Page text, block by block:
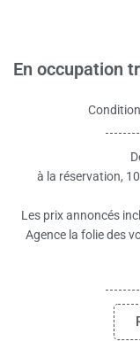
En occupation
à la réservation,
Les prix annoncés
Agence la folie des